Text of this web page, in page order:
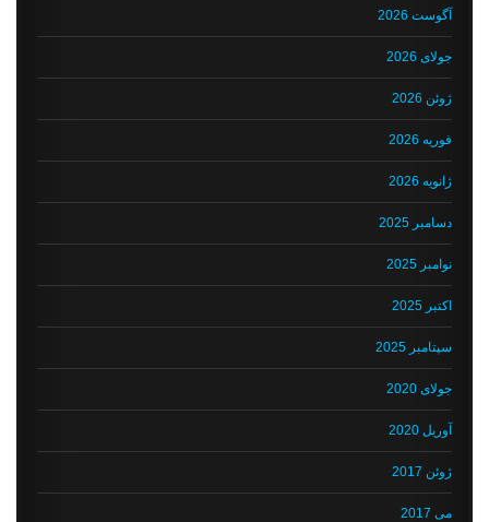
آگوست 2026
جولای 2026
ژوئن 2026
فوریه 2026
ژانویه 2026
دسامبر 2025
نوامبر 2025
اکتبر 2025
سپتامبر 2025
جولای 2020
آوریل 2020
ژوئن 2017
می 2017